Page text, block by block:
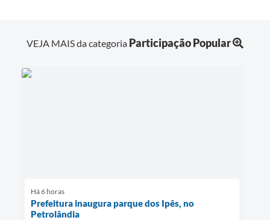
VEJA MAIS da categoria Participação Popular
Há 6 horas
Prefeitura inaugura parque dos Ipês, no
Petrolândia